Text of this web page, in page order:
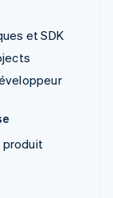
et SDK
produit